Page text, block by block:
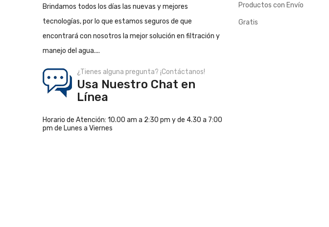
Brindamos todos los días las nuevas y mejores
tecnologías, por lo que estamos seguros de que
encontrará con nosotros la mejor solución en filtración y
manejo del agua....
¿Tienes alguna pregunta? ¡Contáctanos!
Usa Nuestro Chat en
Línea
Horario de Atención: 10.00 am a 2:30 pm y de 4.30 a 7:00
pm de Lunes a Viernes
Productos con Envío
Gratis